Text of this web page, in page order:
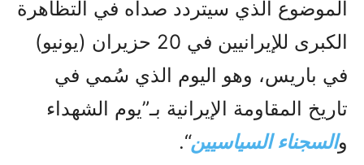
الموضوع الذي سيتردد صداه في التظاهرة
الكبرى للإيرانيين في 20 حزيران (يونيو)
في باريس، وهو اليوم الذي سُمي في
تاريخ المقاومة الإيرانية بـ”يوم الشهداء
والسجناء السياسيين“.